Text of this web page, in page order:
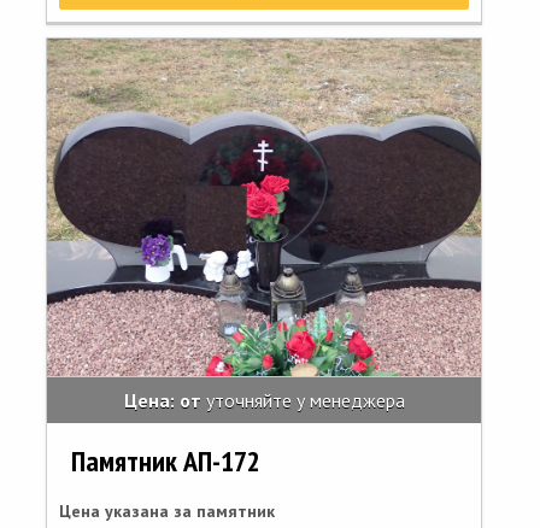
Цена: от уточняйте у менеджера
Памятник АП-172
Цена указана за памятник